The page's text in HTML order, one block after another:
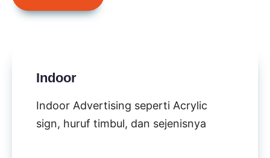
Indoor
Indoor Advertising seperti Acrylic
sign, huruf timbul, dan sejenisnya